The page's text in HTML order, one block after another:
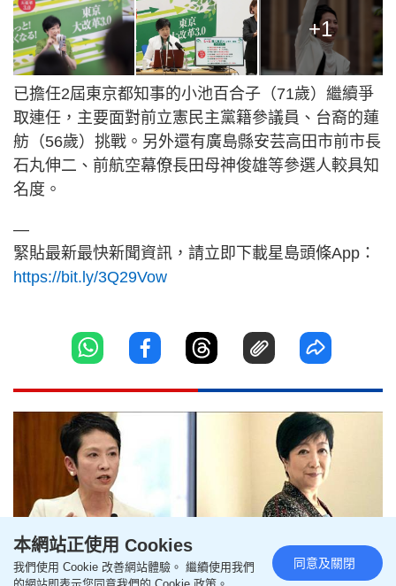
+1
已擔任2屆東京都知事的小池百合子（71歲）繼續爭
取連任，主要面對前立憲民主黨籍參議員、台裔的蓮
舫（56歲）挑戰。另外還有廣島縣安芸高田市前市長
石丸伸二、前航空幕僚長田母神俊雄等參選人較具知
名度。
—
緊貼最新最快新聞資訊，請立即下載星島頭條App：
https://bit.ly/3Q29Vow
本網站正使用 Cookies
我們使用 Cookie 改善網站體驗。 繼續使用我們
同意及關閉